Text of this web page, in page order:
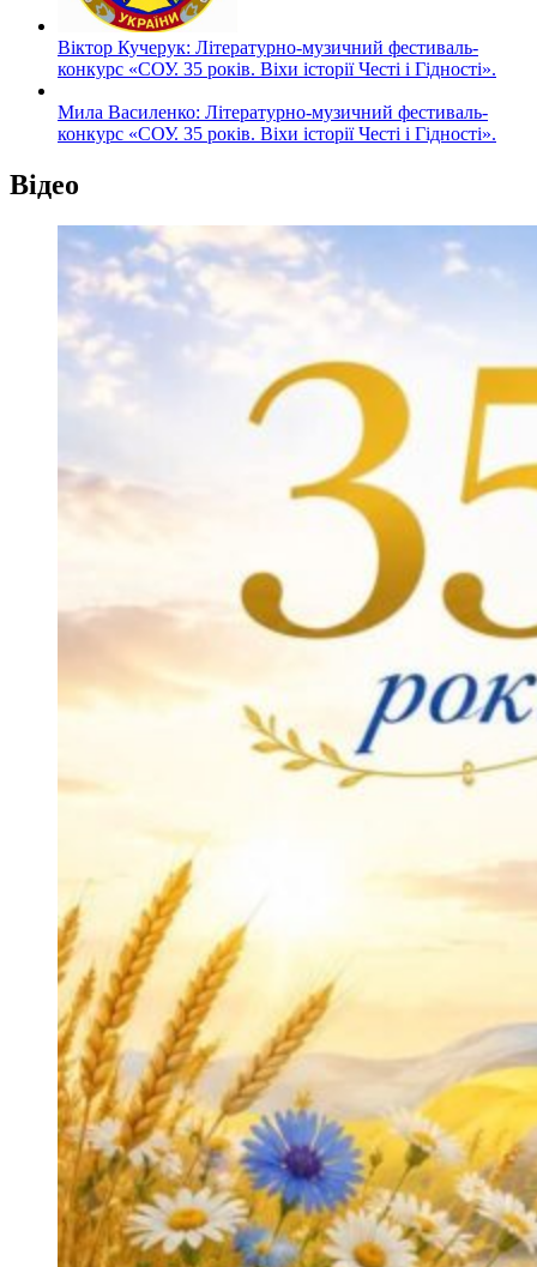
Віктор Кучерук: Літературно-музичний фестиваль-
конкурс «СОУ. 35 років. Віхи історії Честі і Гідності».
Мила Василенко: Літературно-музичний фестиваль-
конкурс «СОУ. 35 років. Віхи історії Честі і Гідності».
Відео